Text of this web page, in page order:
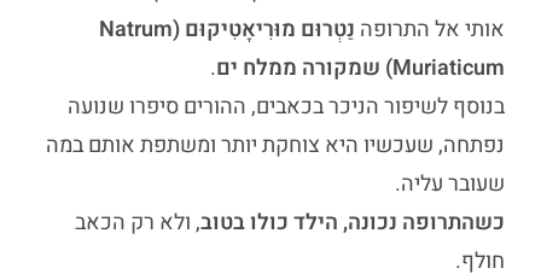
אותי אל התרופה
נַטְרוּם מוּרִיאָטִיקוּם (Natrum
Muriaticum) שמקורה ממלח ים
.
בנוסף לשיפור הניכר בכאבים, ההורים סיפרו שנועה
נפתחה, שעכשיו היא צוחקת יותר ומשתפת אותם במה
שעובר עליה.
כשהתרופה נכונה, הילד כולו בטוב, ולא רק הכאב
חולף.